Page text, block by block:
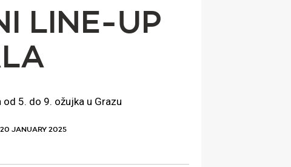
LINE-UP
5. do 9. ožujka u Grazu
20 JANUARY 2025